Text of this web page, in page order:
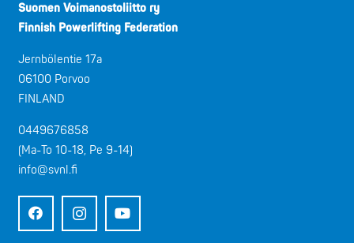
Suomen Voimanostoliitto ry
Finnish Powerlifting Federation
Jernbölentie 17a
06100 Porvoo
FINLAND
0449676858
(Ma-To 10-18, Pe 9-14)
info@svnl.fi